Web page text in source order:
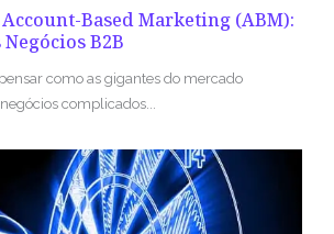
Based Marketing (ABM):
B2B
como as gigantes do mercado
complicados...